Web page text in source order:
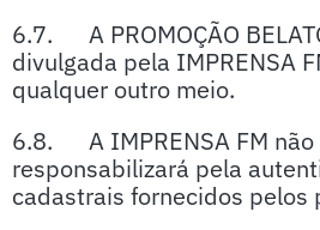
6.7. A PROMOÇÃO
divulgada pela IMPRENSA
qualquer outro meio.
6.8. A IMPRENSA FM não
responsabilizará pela
cadastrais fornecidos pelos